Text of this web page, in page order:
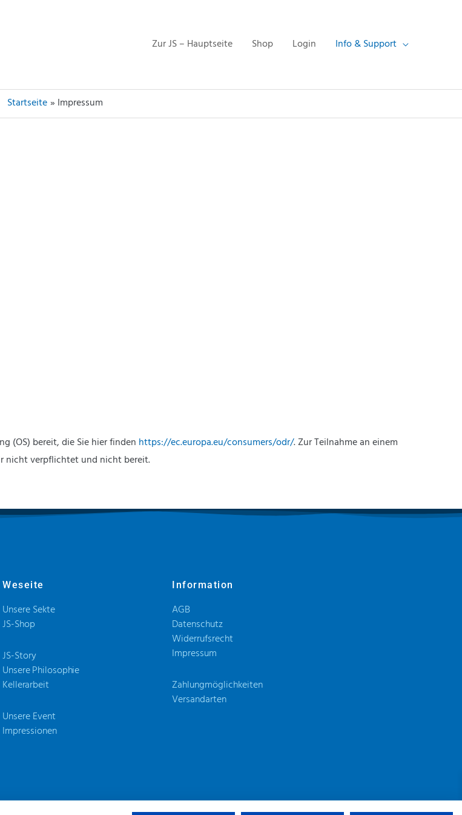
Zur JS – Hauptseite Shop Login Info & Support
Startseite Impressum
(OS) bereit, die Sie hier finden https://ec.europa.eu/consumers/odr/. Zur Teilnahme an einem
nicht verpflichtet und nicht bereit.
Weseite
Unsere Sekte
JS-Shop
JS-Story
Unsere Philosophie
Kellerarbeit
Unsere Event
Impressionen
Information
AGB
Datenschutz
Widerrufsrecht
Impressum
Zahlungmöglichkeiten
Versandarten